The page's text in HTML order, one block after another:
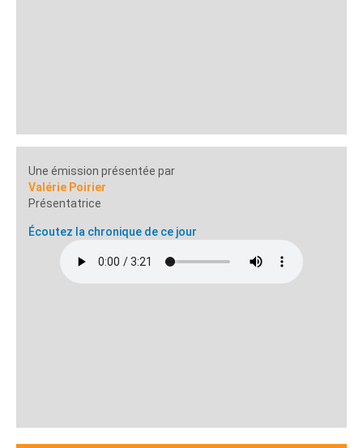
Une émission présentée par
Valérie Poirier
Présentatrice
Écoutez la chronique de ce jour